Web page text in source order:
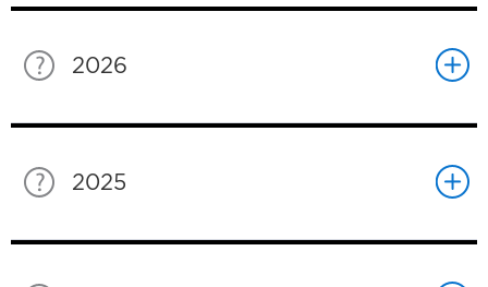
2026
2025